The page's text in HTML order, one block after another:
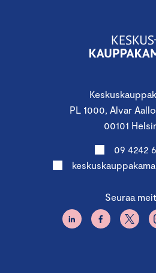
PL 1000, Alvar
00101
09 4242
Seuraa